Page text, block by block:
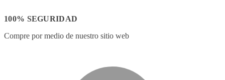
100% SEGURIDAD
Compre por medio de nuestro sitio web